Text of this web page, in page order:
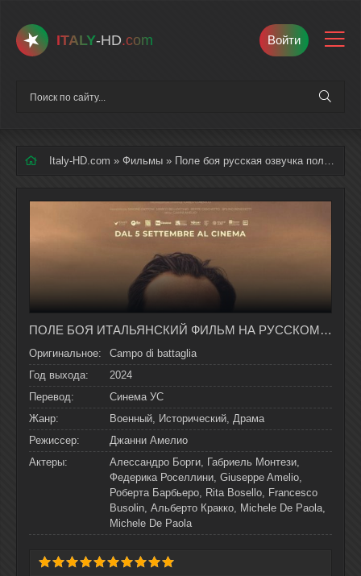
ITALY-HD.com Войти
Italy-HD.com » Фильмы » Поле боя русская озвучка полностью смотреть онлайн
ПОЛЕ БОЯ ИТАЛЬЯНСКИЙ ФИЛЬМ НА РУССКОМ ЯЗЫКЕ В ХОРОШЕМ КАЧЕСТВЕ
Оригинальное:
Campo di battaglia
Год выхода:
2024
Перевод:
Синема УС
Жанр:
Военный, Исторический, Драма
Режиссер:
Джанни Амелио
Актеры:
Алессандро Борги, Габриель Монтези,
Федерика Роселлини, Giuseppe Amelio,
Роберта Барбьеро, Rita Bosello, Francesco
Busolin, Альберто Кракко, Michele De Paola,
Michele De Paola